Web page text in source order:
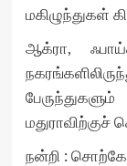
மகிழுந்துகள்
ஆக்ரா,
மதுராவிற்குச்
நன்றி :